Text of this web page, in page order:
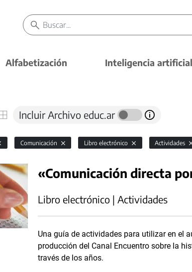
Alfabetización Inteligencia artificial
Incluir Archivo educ.ar
Comunicación Libro electrónico Actividades
«Comunicación directa
Libro electrónico | Actividades
Una guía de actividades para utilizar en el
producción del Canal Encuentro sobre la
través de los años.